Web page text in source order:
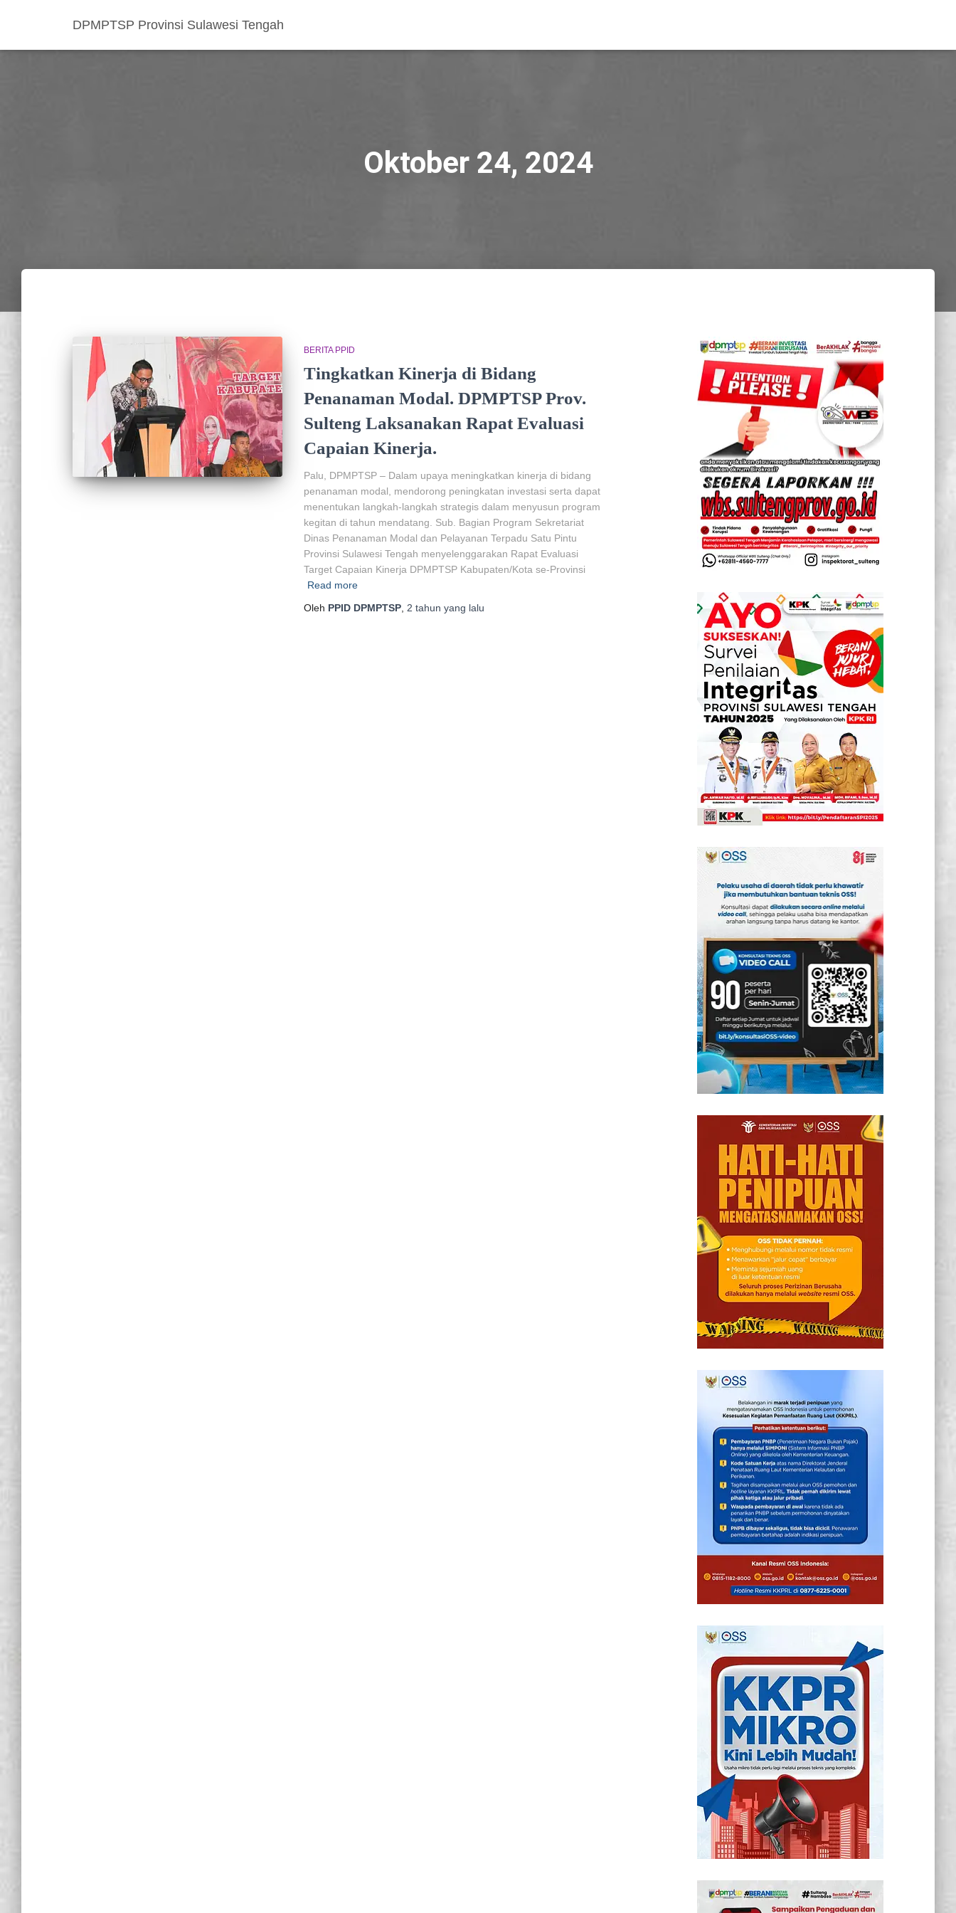
DPMPTSP Provinsi Sulawesi Tengah
Oktober 24, 2024
BERITA PPID
Tingkatkan Kinerja di Bidang
Penanaman Modal. DPMPTSP Prov.
Sulteng Laksanakan Rapat Evaluasi
Capaian Kinerja.
Palu, DPMPTSP – Dalam upaya meningkatkan kinerja di bidang
penanaman modal, mendorong peningkatan investasi serta dapat
menentukan langkah-langkah strategis dalam menyusun program
kegitan di tahun mendatang. Sub. Bagian Program Sekretariat
Dinas Penanaman Modal dan Pelayanan Terpadu Satu Pintu
Provinsi Sulawesi Tengah menyelenggarakan Rapat Evaluasi
Target Capaian Kinerja DPMPTSP Kabupaten/Kota se-Provinsi
Read more
Oleh PPID DPMPTSP 2 tahun yang lalu